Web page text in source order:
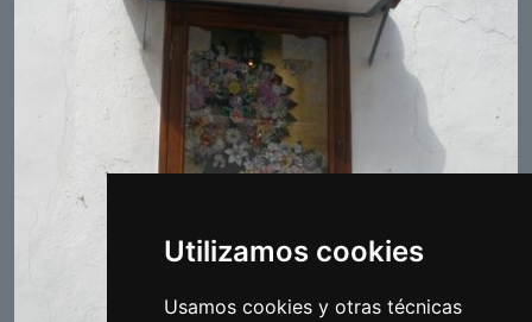
Utilizamos cookies
Usamos cookies y otras técnicas